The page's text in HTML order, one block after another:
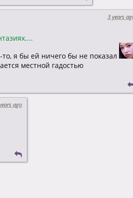
3 years
то, я бы ей ничего бы не показал
местной гадостью
ago